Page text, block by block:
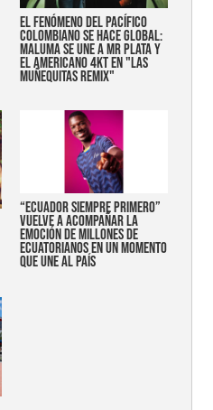
EL FENÓMENO DEL PACÍFICO
COLOMBIANO SE HACE GLOBAL:
MALUMA SE UNE A MR PLATA Y
EL AMERICANO 4KT EN "LAS
MUÑEQUITAS REMIX"
“Ecuador siempre primero”
vuelve a acompañar la
emoción de millones de
ecuatorianos en un momento
que une al país